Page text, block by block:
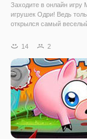
Заходите в онлайн игру
игрушек Одри! Ведь
открылся самый
товаров здесь еще
исправить это, и
милые
14 2